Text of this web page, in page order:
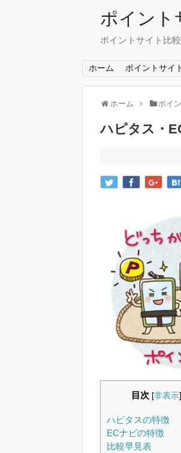
ポイント
ポイントサイト比
ホーム ポイントサイ
ホーム ポイ
ハピタス・
目次 [非表示]
ハピタスの特徴
ECナビの特徴
比較早見表